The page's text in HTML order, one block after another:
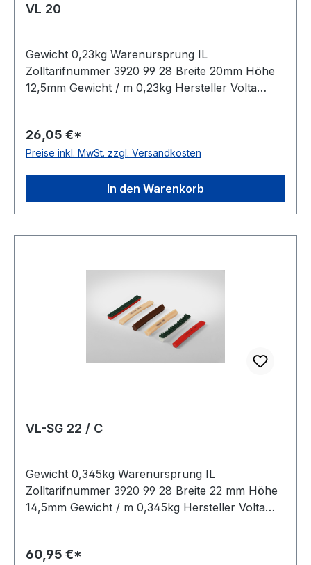
VL 20
Gewicht 0,23kg Warenursprung IL
Zolltarifnummer 3920 99 28 Breite 20mm Höhe
12,5mm Gewicht / m 0,23kg Hersteller Volta
FDA-Zulassung ja Zugstrang nein Shorehärte
80° Shore A
26,05 €*
Preise inkl. MwSt. zzgl. Versandkosten
In den Warenkorb
VL-SG 22 / C
Gewicht 0,345kg Warenursprung IL
Zolltarifnummer 3920 99 28 Breite 22 mm Höhe
14,5mm Gewicht / m 0,345kg Hersteller Volta
FDA-Zulassung ja Zugstrang nein Shorehärte
60,95 €*